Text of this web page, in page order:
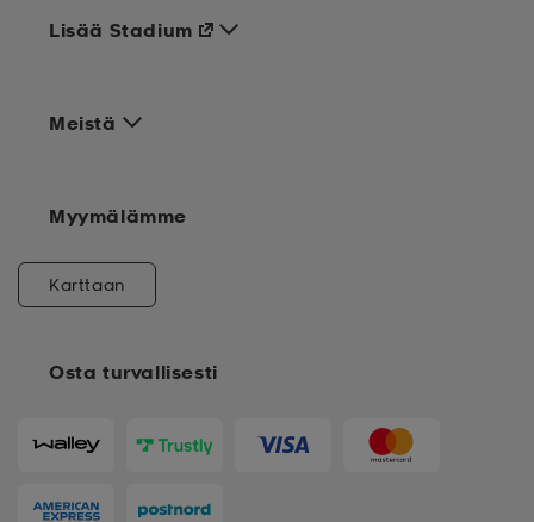
Meistä
Osta turvallisesti
Lisää Stadium
Myymälämme
Karttaan